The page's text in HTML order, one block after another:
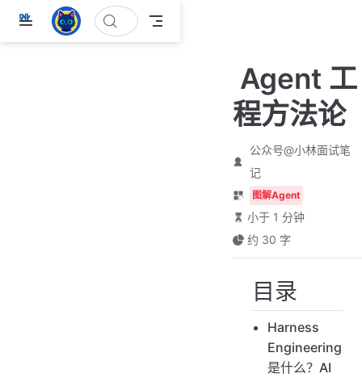
跳
Agent 工
程方法论
公众号@小林面试笔
记
图解Agent
小于 1 分钟
约 30 字
目录
Harness
Engineering
是什么？AI